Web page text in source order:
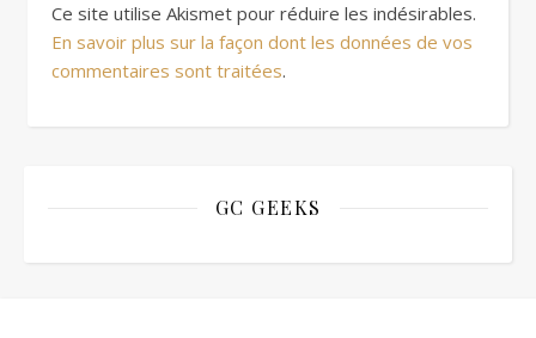
Ce site utilise Akismet pour réduire les indésirables.
En savoir plus sur la façon dont les données de vos
commentaires sont traitées.
GC GEEKS